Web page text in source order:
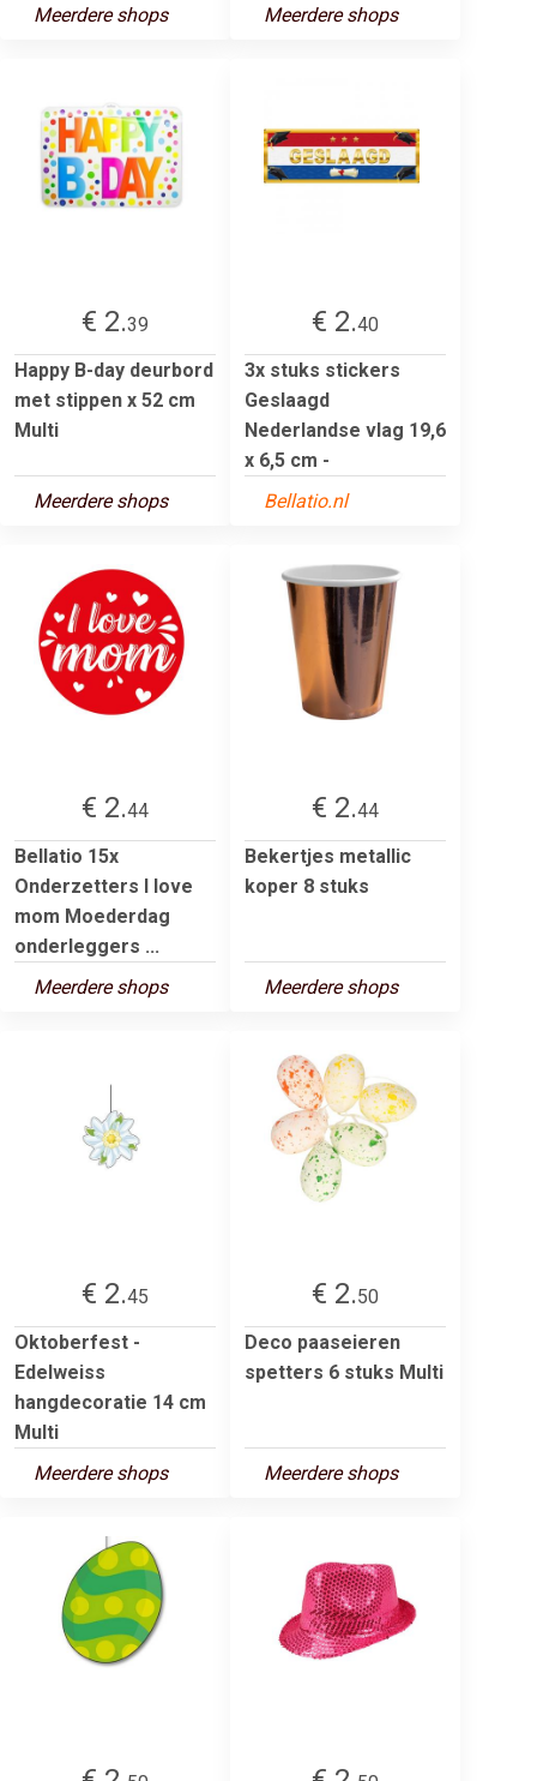
Meerdere shops
Meerdere shops
€ 2.39
Happy B-day deurbord
met stippen x 52 cm
Multi
Meerdere shops
€ 2.40
3x stuks stickers
Geslaagd
Nederlandse vlag 19,6
x 6,5 cm -
Bellatio.nl
€ 2.44
Bellatio 15x
Onderzetters I love
mom Moederdag
onderleggers ...
Meerdere shops
€ 2.44
Bekertjes metallic
koper 8 stuks
Meerdere shops
€ 2.45
Oktoberfest -
Edelweiss
hangdecoratie 14 cm
Multi
Meerdere shops
€ 2.50
Deco paaseieren
spetters 6 stuks Multi
Meerdere shops